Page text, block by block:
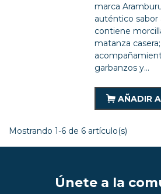
marca
auténtico sabor
contiene
matanza
garbanzos y...
AÑADIR
Mostrando 1-6 de 6 artículo(s)
Únete a la